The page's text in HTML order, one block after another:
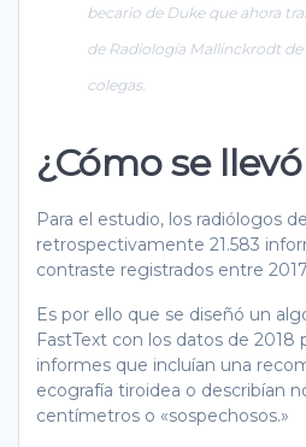
becario de Duke que ahora
de Radiología Mallinckrodt de
colegas.
¿Cómo se
Para el estudio, los radiólogos
retrospectivamente 21.583
contraste registrados entre
Es por ello que se diseñó un
FastText con los datos de 2018
informes que incluían una
ecografía tiroidea o describían
centímetros o «sospechosos.»